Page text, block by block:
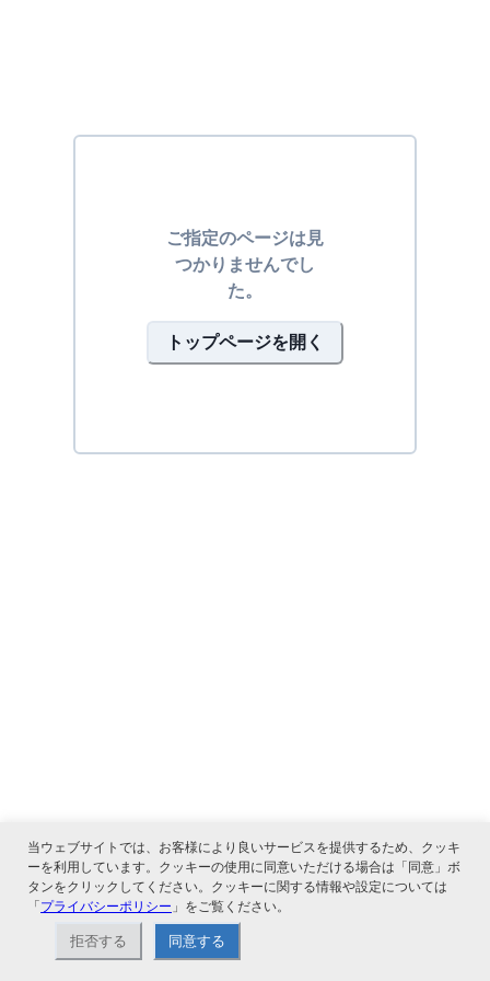
ご指定のページは見
つかりませんでし
た。
トップページを開く
当ウェブサイトでは、お客様により良いサービスを提供するため、クッキ
ーを利用しています。クッキーの使用に同意いただける場合は「同意」ボ
タンをクリックしてください。クッキーに関する情報や設定については
「プライバシーポリシー 」をご覧ください。
拒否する 同意する